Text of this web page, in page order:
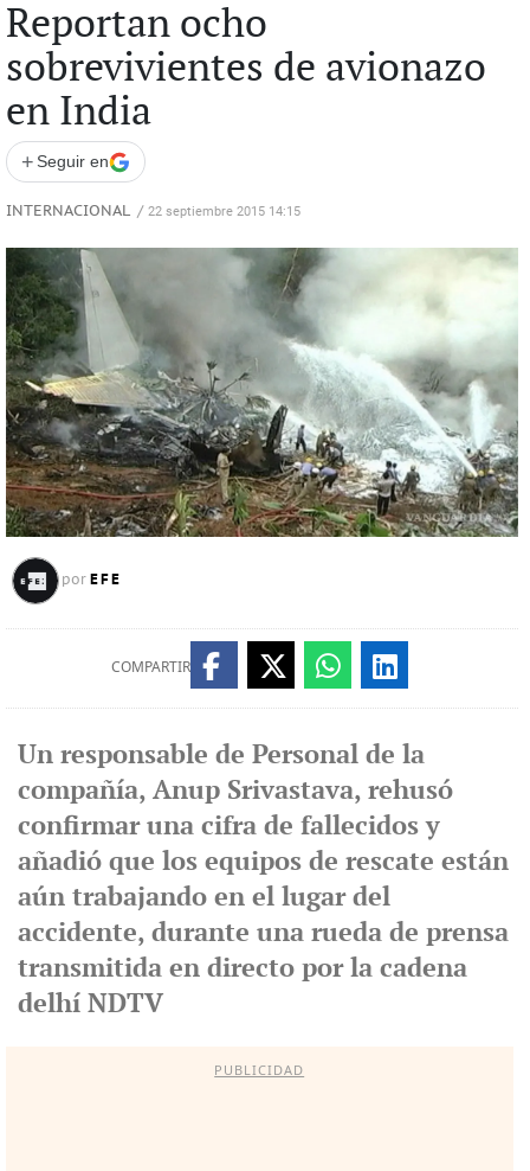
Reportan ocho
sobrevivientes de avionazo
en India
+ Seguir en
INTERNACIONAL / 22 septiembre 2015 14:15
por EFE
COMPARTIR
Un responsable de Personal de la
compañía, Anup Srivastava, rehusó
confirmar una cifra de fallecidos y
añadió que los equipos de rescate están
aún trabajando en el lugar del
accidente, durante una rueda de prensa
transmitida en directo por la cadena
delhí NDTV
PUBLICIDAD